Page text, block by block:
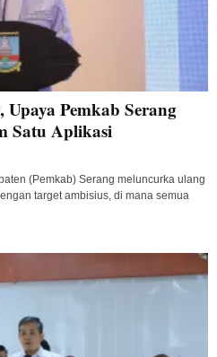
Pemkab Serang
Satu Aplikasi
(Pemkab) Serang meluncurka ulang
target ambisius, di mana semua